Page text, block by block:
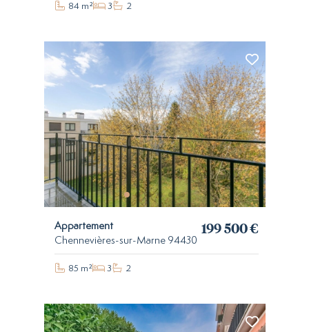
84 m² 3 2
Appartement
Chennevières-sur-Marne 94430
199 500 €
85 m² 3 2